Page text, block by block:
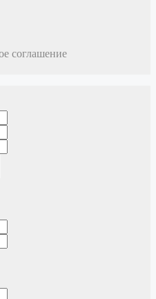
соглашение